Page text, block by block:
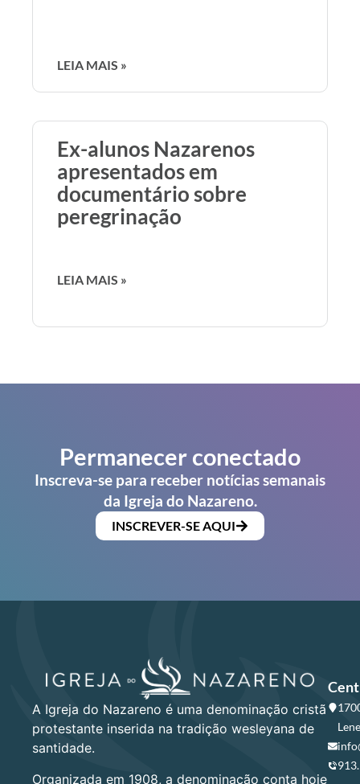
LEIA MAIS »
Ex-alunos Nazarenos
apresentados em
documentário sobre
peregrinação
LEIA MAIS »
Permanecer conectado
Inscreva-se para receber notícias semanais
da Igreja do Nazareno.
INSCREVER-SE AQUI
A Igreja do Nazareno é uma denominação cristã
protestante inserida na tradição wesleyana de
santidade.
Organizada em 1908, a denominação conta hoje